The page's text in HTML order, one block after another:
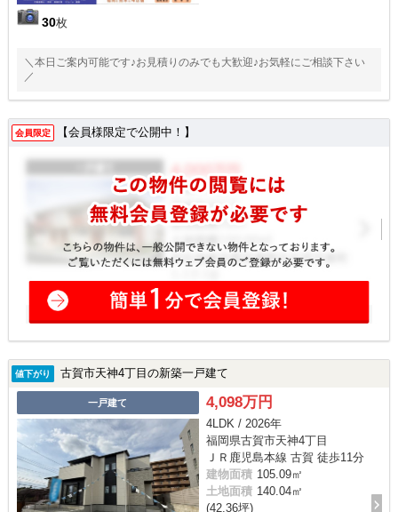
30枚
＼本日ご案内可能です♪お見積りのみでも大歓迎♪お気軽にご相談下さい
／
会員限定 【会員様限定で公開中！】
値下がり 古賀市天神4丁目の新築一戸建て
一戸建て 4,098万円
4LDK / 2026年
福岡県古賀市天神4丁目
ＪＲ鹿児島本線 古賀 徒歩11分
建物面積 105.09㎡
土地面積 140.04㎡
(42.36坪)